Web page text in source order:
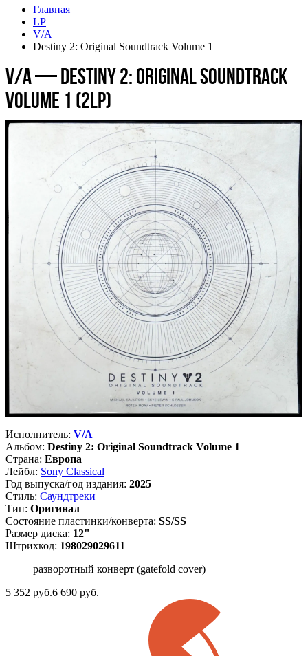
Главная
LP
V/A
Destiny 2: Original Soundtrack Volume 1
V/A — Destiny 2: Original Soundtrack
Volume 1 (2LP)
Исполнитель: V/A
Альбом: Destiny 2: Original Soundtrack Volume 1
Страна: Европа
Лейбл: Sony Classical
Год выпуска/год издания: 2025
Стиль: Саундтреки
Тип: Оригинал
Состояние пластинки/конверта: SS/SS
Размер диска: 12"
Штрихкод: 198029029611
разворотный конверт (gatefold cover)
5 352 руб.6 690 руб.